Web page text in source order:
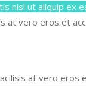
nisl ut aliquip ex
at vero eros et
at vero eros